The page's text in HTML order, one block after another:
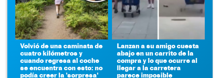
Volvió de una caminata de
cuatro kilómetros y
cuando regresa al coche
se encuentra con esto: no
podía creer la 'sorpresa'
Lanzan a su amigo cuesta
abajo en un carrito de la
compra y lo que ocurre al
llegar a la carretera
parece imposible